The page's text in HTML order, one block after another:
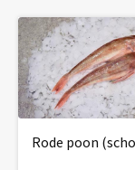
Rode poon